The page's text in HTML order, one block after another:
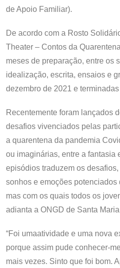
de Apoio Familiar).
De acordo com a Rosto
Theater – Contos da
meses de preparação, entre os
idealização, escrita, ensaios e
dezembro de 2021 e
Recentemente foram lançados
desafios vivenciados pelas
a quarentena da pandemia
ou imaginárias, entre a fantasia
episódios traduzem os
sonhos e emoções potenciados
mas com os quais todos os
adianta a ONGD de Santa
“Foi umaatividade e uma nova
porque assim pude conhecer-
mais vezes. Sinto que foi bom.